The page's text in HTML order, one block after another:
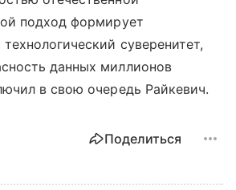
подход формирует
суверенитет,
данных миллионов
в свою очередь Райкевич.
Поделиться